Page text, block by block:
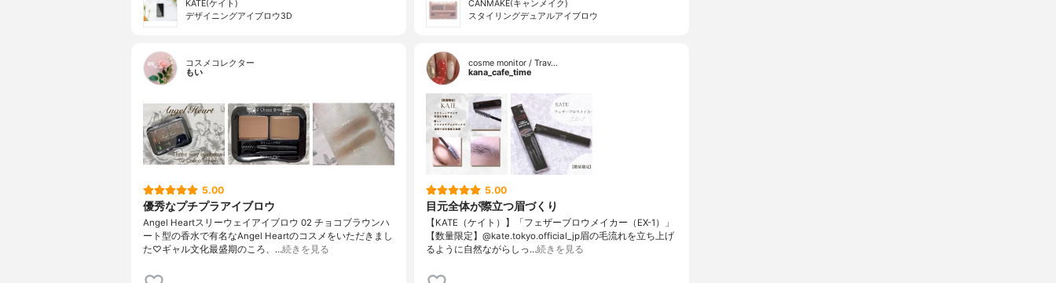
KATE(ケイト)
デザイニングアイブロウ3D
CANMAKE(キャンメイク)
スタイリングデュアルアイブロウ
コスメコレクター
もい
5.00
優秀なプチプラアイブロウ
Angel Heartスリーウェイアイブロウ 02 チョコブラウンハ
ート型の香水で有名なAngel Heartのコスメをいただきまし
た♡ギャル文化最盛期のころ、…続きを見る
cosme monitor / Trav…
kana_cafe_time
5.00
目元全体が際立つ眉づくり
【KATE（ケイト）】「フェザーブロウメイカー（EX-1）」
【数量限定】@kate.tokyo.official_jp眉の毛流れを立ち上げ
るように自然ながらしっ…続きを見る